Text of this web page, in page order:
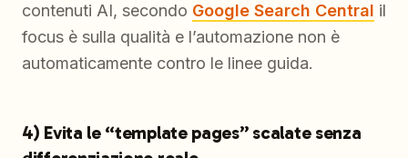
contenuti AI, secondo Google Search Central il
focus è sulla qualità e l’automazione non è
automaticamente contro le linee guida.
4) Evita le “template pages” scalate senza